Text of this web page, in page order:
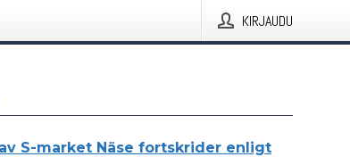
KIRJAUDU
S-market Näse fortskrider enligt